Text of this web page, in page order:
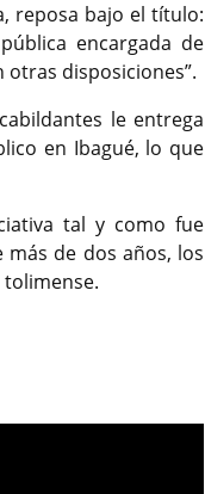
reposa bajo el título:
encargada de
disposiciones”.
le entrega
en Ibagué, lo que
tal y como fue
más de dos años, los
tolimense.